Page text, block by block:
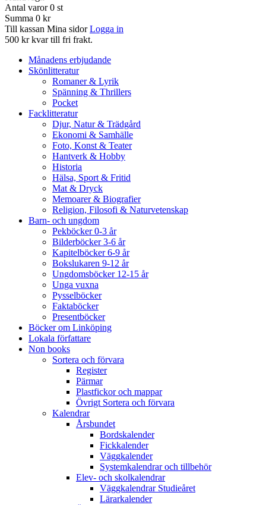
Antal varor 0 st
Summa 0 kr
Till kassan Mina sidor Logga in
500 kr kvar till fri frakt.
Månadens erbjudande
Skönlitteratur
Romaner & Lyrik
Spänning & Thrillers
Pocket
Facklitteratur
Djur, Natur & Trädgård
Ekonomi & Samhälle
Foto, Konst & Teater
Hantverk & Hobby
Historia
Hälsa, Sport & Fritid
Mat & Dryck
Memoarer & Biografier
Religion, Filosofi & Naturvetenskap
Barn- och ungdom
Pekböcker 0-3 år
Bilderböcker 3-6 år
Kapitelböcker 6-9 år
Bokslukaren 9-12 år
Ungdomsböcker 12-15 år
Unga vuxna
Pysselböcker
Faktaböcker
Presentböcker
Böcker om Linköping
Lokala författare
Non books
Sortera och förvara
Register
Pärmar
Plastfickor och mappar
Övrigt Sortera och förvara
Kalendrar
Årsbundet
Bordskalender
Fickkalender
Väggkalender
Systemkalendrar och tillbehör
Elev- och skolkalendrar
Väggkalendrar Studieåret
Lärarkalender